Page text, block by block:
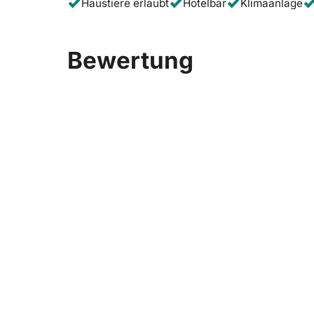
Haustiere erlaubt Hotelbar Klimaanlage
Bewertung